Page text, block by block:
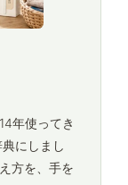
年使ってき
にしまし
方を、手を